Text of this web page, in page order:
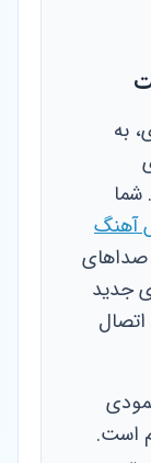
به
شما
آهنگ
صداهای
جدید
است.